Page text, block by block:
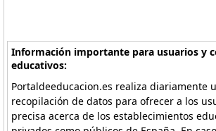
Información importante para usuarios y
educativos:
Portaldeeducacion.es realiza diariamente
recopilación de datos para ofrecer a los
precisa acerca de los establecimientos